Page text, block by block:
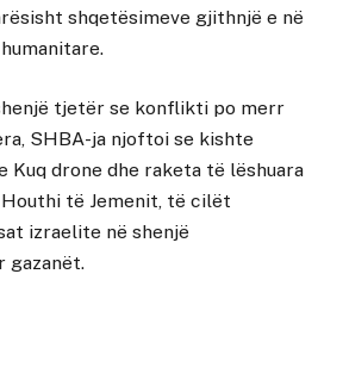
shqetësimeve gjithnjë e në
tjetër se konflikti po merr
SHBA-ja njoftoi se kishte
Kuq drone dhe raketa të lëshuara
të Jemenit, të cilët
izraelite në shenjë
gazanët.